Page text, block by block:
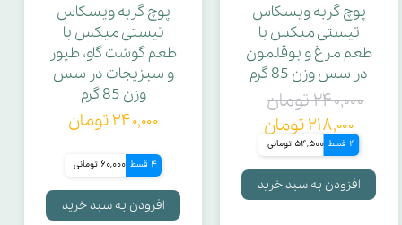
پوچ گربه ویسکاس
تیستی میکس با
طعم مرغ و بوقلمون
در سس وزن 85 گرم
۲۴۰,۰۰۰ تومان
۲۱۸,۰۰۰ تومان
4 قسط 54,500 تومانی
افزودن به سبد خرید
پوچ گربه ویسکاس
تیستی میکس با
طعم گوشت گاو، طیور
و سبزیجات در سس
وزن 85 گرم
۲۴۰,۰۰۰ تومان
4 قسط 60,000 تومانی
افزودن به سبد خرید